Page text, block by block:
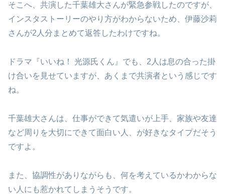
そこへ、共演した千葉雄大さんが緊急参戦したのですが、
インスタストーリーのやり方がわからないため、伊藤沙莉
さんが2人分まとめて返答したわけですね。
ドラマ『いいね！ 光源氏くん』でも、2人は息の合った掛
け合いを見せていますが、あくまで共演者という感じです
ね。
千葉雄大さんは、仕事ができて気遣いが上手、家族や友達
など周りを大切にできて面白い人、が好きなタイプだそう
ですよ。
また、協調性がありながらも、何を考えているかわからな
い人にも惹かれてしまうそうです。